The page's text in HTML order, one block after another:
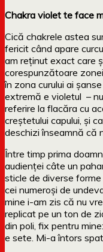
Chakra violet te face
Cică chakrele astea
fericit când apare
am reținut exact care
corespunzătoare
în zona curului ai
extremă e violetul –
referire la flacăra cu
creștetului capului, și
deschizi înseamnă că
Între timp prima
audienței câte un
sticle de diverse
cei numeroși de
mine i-am zis că nu
replicat pe un ton de
din poli, fix pentru
e sete. Mi-a întors